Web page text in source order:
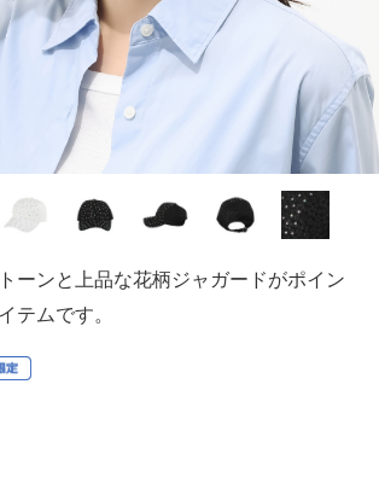
ーンと上品な花柄ジャガードがポイン
テムです。